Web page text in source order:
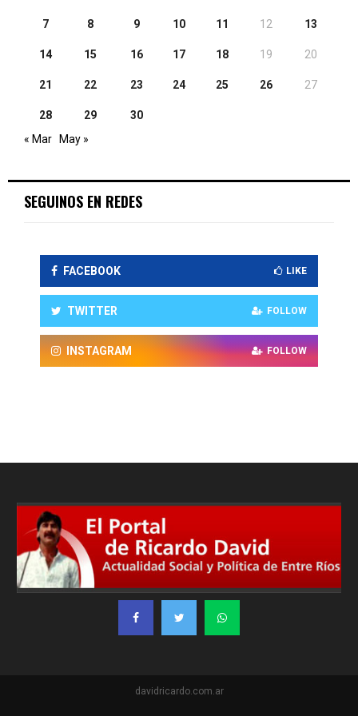
7 8 9 10 11 12 13
14 15 16 17 18 19 20
21 22 23 24 25 26 27
28 29
30
« Mar
May »
SEGUINOS EN REDES
FACEBOOK LIKE
TWITTER FOLLOW
INSTAGRAM FOLLOW
davidricardo.com.ar